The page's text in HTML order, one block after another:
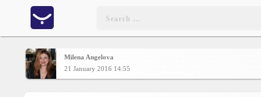
Home
Milena Angelova
21 January 2016 14:55